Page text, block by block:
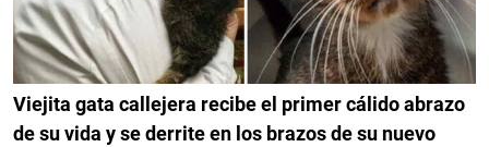
Viejita gata callejera recibe el primer cálido abrazo
de su vida y se derrite en los brazos de su nuevo